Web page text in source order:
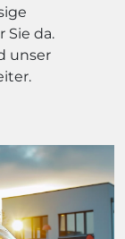
Sie da.
unser